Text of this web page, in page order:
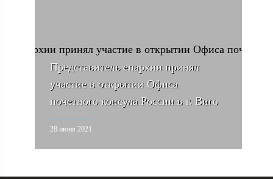
Представитель епархии принял
участие в открытии Офиса
почетного консула России в г. Виго
28 июня 2021